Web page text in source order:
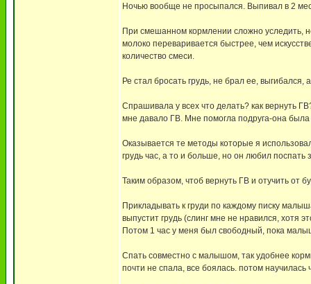
Ночью вообще не просыпался. Выпивал в 2
При смешанном кормлении сложно уследить,
молоко переваривается быстрее, чем
количество смеси.
Ре стал бросать грудь, не брал ее,
Спрашивала у всех что делать? как вернуть
мне давало ГВ. Мне помогла подруга-она
Оказывается те методы которые я
грудь час, а то и больше, но он любил поспать
Таким образом, чтоб вернуть ГВ и отучить от
Прикладывать к груди по каждому писку
выпустит грудь (слинг мне не нравился, хотя
Потом 1 час у меня был свободный, пока
Спать совместно с малышом, так удобнее
почти не спала, все боялась. потом